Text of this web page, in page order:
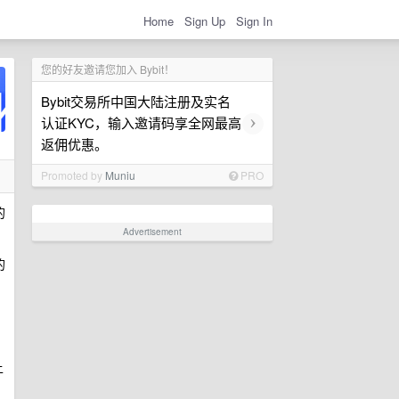
Home Sign Up Sign In
您的好友邀请您加入 Bybit！
Bybit交易所中国大陆注册及实名
认证KYC，输入邀请码享全网最高
返佣优惠。
›
Promoted by Muniu PRO
Advertisement